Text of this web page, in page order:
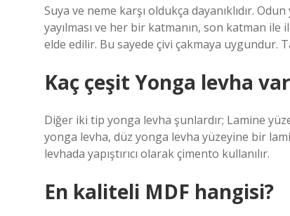
Suya ve neme karşı oldukça dayanıklıdır.
yayılması ve her bir katmanın, son katman
elde edilir. Bu sayede çivi çakmaya uygundur.
Kaç çeşit Yonga levha
Diğer iki tip yonga levha şunlardır; Lamine
yonga levha, düz yonga levha yüzeyine bir
levhada yapıştırıcı olarak çimento kullanılır.
En kaliteli MDF hangisi?